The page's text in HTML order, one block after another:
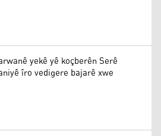
yekê yê koçberên Serê
îro vedigere bajarê xwe